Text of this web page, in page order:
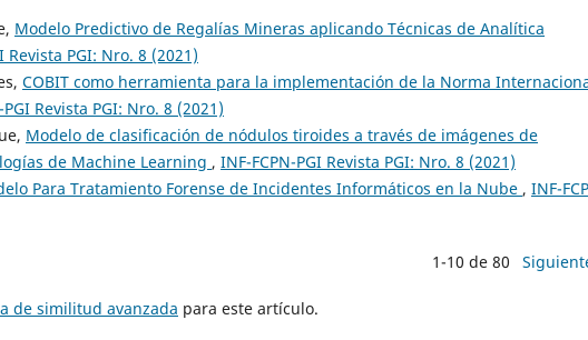
Modelo Predictivo de Regalías Mineras aplicando Técnicas de Analítica
Revista PGI: Nro. 8 (2021)
COBIT como herramienta para la implementación de la Norma
PGI Revista PGI: Nro. 8 (2021)
Modelo de clasificación de nódulos tiroides a través de imágenes de
de Machine Learning , INF-FCPN-PGI Revista PGI: Nro. 8 (2021)
Para Tratamiento Forense de Incidentes Informáticos en la Nube , INF-
1-10 de 80
de similitud avanzada para este artículo.